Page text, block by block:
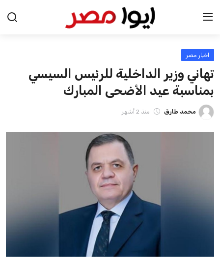
الرئيسية
اخبار مصر
عرب وعالم
المرأة والجمال
اخبار مصر
تهاني وزير الداخلية للرئيس السيسي
بمناسبة عيد الأضحى المبارك
محمد طارق منذ 2 أشهر